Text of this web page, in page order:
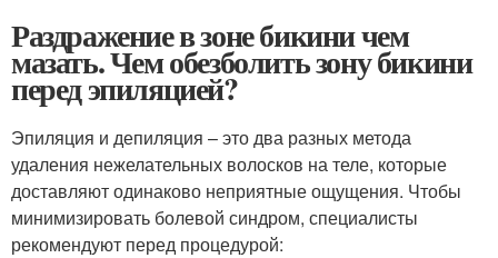
Раздражение в зоне бикини чем
мазать. Чем обезболить зону бикини
перед эпиляцией?
Эпиляция и депиляция – это два разных метода
удаления нежелательных волосков на теле, которые
доставляют одинаково неприятные ощущения. Чтобы
минимизировать болевой синдром, специалисты
рекомендуют перед процедурой: